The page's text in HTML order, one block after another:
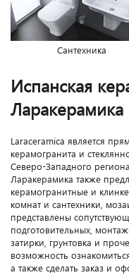
Сантехника
Испанская
Ларакерамика
Laraceramica является
керамогранита и
Северо-Западного
Ларакерамика также
керамогранитные и
комнат и сантехники,
представлены
подготовительных,
затирки, грунтовка и
возможность
а также сделать заказ и